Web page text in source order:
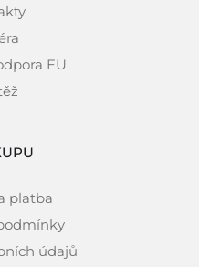
EU
platba
údajů